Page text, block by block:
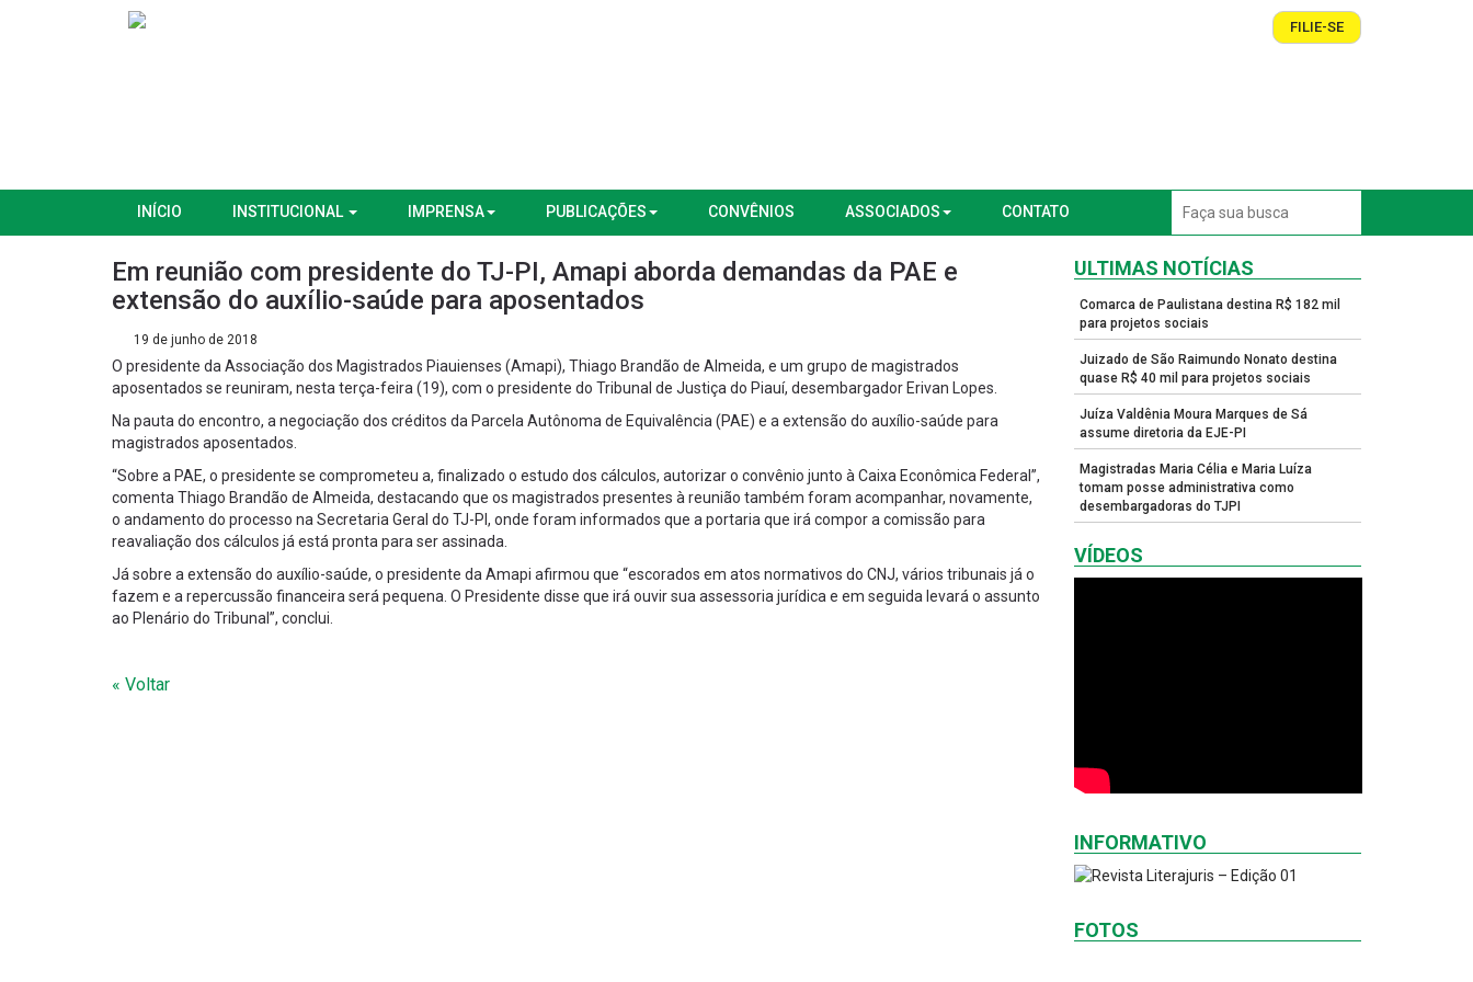
FILIE-SE
INÍCIO INSTITUCIONAL IMPRENSA PUBLICAÇÕES CONVÊNIOS ASSOCIADOS CONTATO
Em reunião com presidente do TJ-PI, Amapi aborda demandas da PAE e
extensão do auxílio-saúde para aposentados
19 de junho de 2018
O presidente da Associação dos Magistrados Piauienses (Amapi), Thiago Brandão de Almeida, e um grupo de magistrados
aposentados se reuniram, nesta terça-feira (19), com o presidente do Tribunal de Justiça do Piauí, desembargador Erivan Lopes.
Na pauta do encontro, a negociação dos créditos da Parcela Autônoma de Equivalência (PAE) e a extensão do auxílio-saúde para
magistrados aposentados.
“Sobre a PAE, o presidente se comprometeu a, finalizado o estudo dos cálculos, autorizar o convênio junto à Caixa Econômica Federal”,
comenta Thiago Brandão de Almeida, destacando que os magistrados presentes à reunião também foram acompanhar, novamente,
o andamento do processo na Secretaria Geral do TJ-PI, onde foram informados que a portaria que irá compor a comissão para
reavaliação dos cálculos já está pronta para ser assinada.
Já sobre a extensão do auxílio-saúde, o presidente da Amapi afirmou que “escorados em atos normativos do CNJ, vários tribunais já o
fazem e a repercussão financeira será pequena. O Presidente disse que irá ouvir sua assessoria jurídica e em seguida levará o assunto
ao Plenário do Tribunal”, conclui.
« Voltar
ULTIMAS NOTÍCIAS
Comarca de Paulistana destina R$ 182 mil
para projetos sociais
Juizado de São Raimundo Nonato destina
quase R$ 40 mil para projetos sociais
Juíza Valdênia Moura Marques de Sá
assume diretoria da EJE-PI
Magistradas Maria Célia e Maria Luíza
tomam posse administrativa como
desembargadoras do TJPI
VÍDEOS
INFORMATIVO
FOTOS